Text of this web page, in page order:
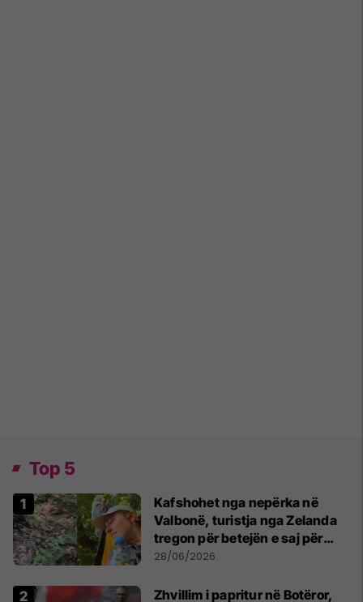
Top 5
Kafshohet nga nepërka në
Valbonë, turistja nga Zelanda
tregon për betejën e saj për
mbijetesë
28/06/2026
Zhvillim i papritur në Botëror,